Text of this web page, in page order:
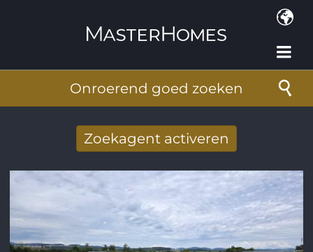
Onroerend goed zoeken
Zoekagent activeren
ontvangen
E-mailadres